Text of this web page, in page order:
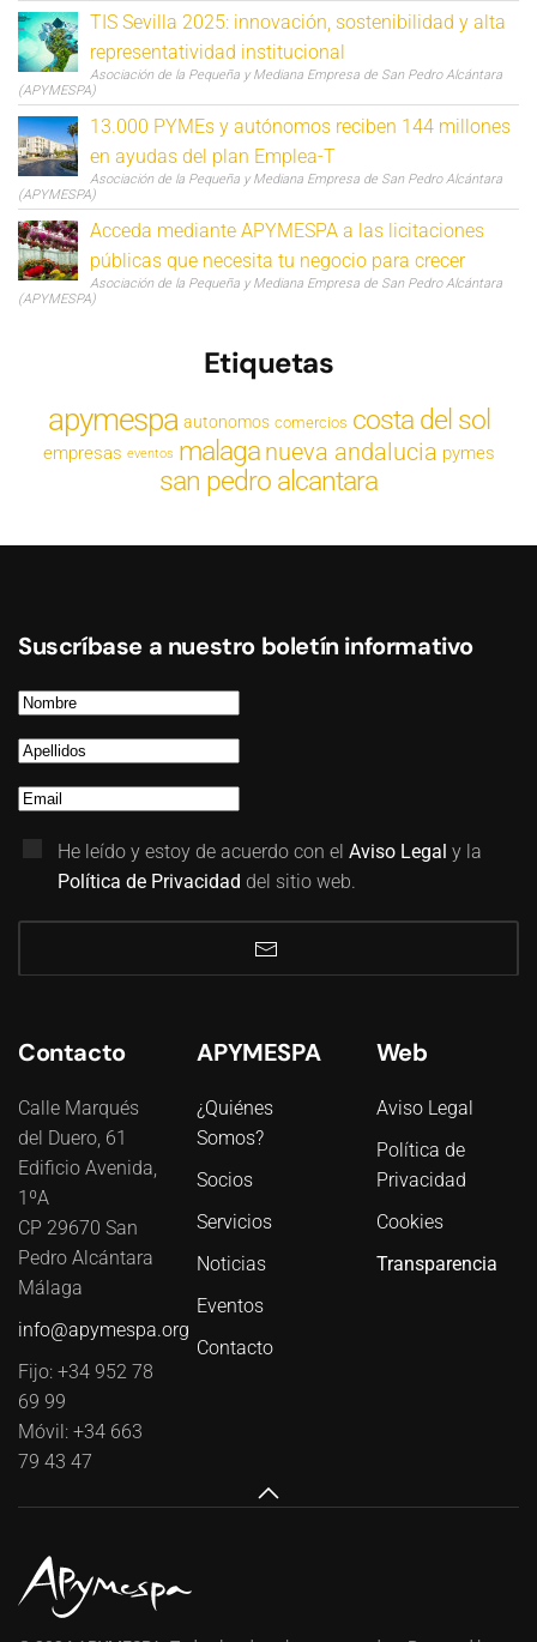
TIS Sevilla 2025: innovación, sostenibilidad y alta
representatividad institucional
Asociación de la Pequeña y Mediana Empresa de San Pedro Alcántara
(APYMESPA)
13.000 PYMEs y autónomos reciben 144 millones
en ayudas del plan Emplea-T
Asociación de la Pequeña y Mediana Empresa de San Pedro Alcántara
(APYMESPA)
Acceda mediante APYMESPA a las licitaciones
públicas que necesita tu negocio para crecer
Asociación de la Pequeña y Mediana Empresa de San Pedro Alcántara
(APYMESPA)
Etiquetas
apymespa autonomos comercios costa del sol
empresas eventos malaga nueva andalucia pymes
san pedro alcantara
Suscríbase a nuestro boletín informativo
He leído y estoy de acuerdo con el Aviso Legal y la
Política de Privacidad del sitio web.
Contacto
Calle Marqués
del Duero, 61
Edificio Avenida,
1ºA
CP 29670 San
Pedro Alcántara
Málaga
info@apymespa.org
Fijo: +34 952 78
69 99
Móvil: +34 663
79 43 47
APYMESPA
¿Quiénes
Somos?
Socios
Servicios
Noticias
Eventos
Contacto
Web
Aviso Legal
Política de
Privacidad
Cookies
Transparencia